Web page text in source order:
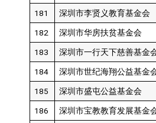
181 深圳市李贤义教育基金会
182 深圳市华房扶贫基金会
183 深圳市一行天下慈善基金
184 深圳市世纪海翔公益基金
185 深圳市盛屯公益基金会
186 深圳市宝教教育发展基金